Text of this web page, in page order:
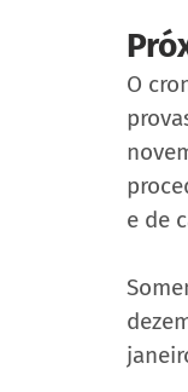
O
e de